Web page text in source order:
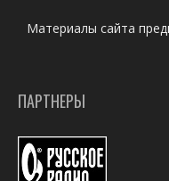
Материалы сайта
ПАРТНЕРЫ